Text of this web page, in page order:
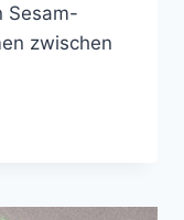
Sesam-
zwischen